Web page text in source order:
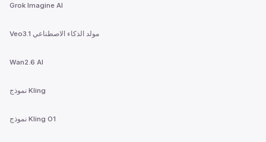
Grok Imagine AI
Veo3.1 مولد الذكاء الاصطناعي
Wan2.6 AI
نموذج Kling
نموذج Kling O1